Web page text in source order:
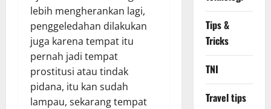
lebih mengherankan lagi,
penggeledahan dilakukan
juga karena tempat itu
pernah jadi tempat
prostitusi atau tindak
pidana, itu kan sudah
lampau, sekarang tempat
Tips &
Tricks
TNI
Travel tips